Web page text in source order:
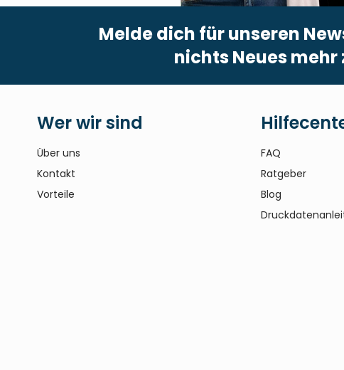
Melde dich für unseren
nichts Neues mehr
Wer wir sind
Über uns
Kontakt
Vorteile
FAQ
Ratgeber
Blog